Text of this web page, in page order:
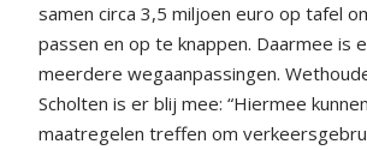
samen circa 3,5 miljoen euro op tafel
passen en op te knappen. Daarmee is
meerdere wegaanpassingen.
Scholten is er blij mee: “Hiermee
maatregelen treffen om